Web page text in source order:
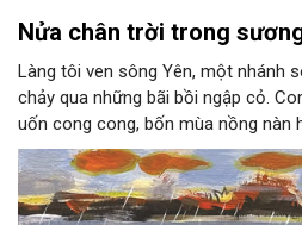
Nửa chân trời trong
Làng tôi ven sông Yên, một nhánh
chảy qua những bãi bồi ngập cỏ.
uốn cong cong, bốn mùa nồng nàn
hoàng hôn, khi nắng đã dịu xuống
lại thẫm màu như có ai vừa rắc lên